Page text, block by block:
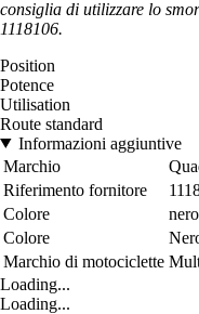
consiglia di utilizzare lo
1118106.
Position
Potence
Utilisation
Route standard
Informazioni aggiuntive
Marchio
Riferimento fornitore
Colore
nero
Colore
Marchio di motociclette
Loading...
Loading...